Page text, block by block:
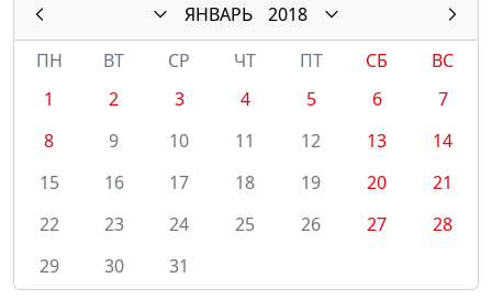
ЯНВАРЬ
2018
ПН
ВТ СР ЧТ ПТ СБ
ВС
1
2 3 4 5 6
7
8
9 10 11 12 13
14
15
16 17 18 19 20
21
22
23 24 25 26 27
28
29
30 31